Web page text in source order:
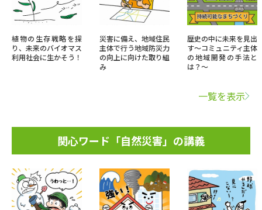
植物の生存戦略を探
り、未来のバイオマス
利用社会に生かそう！
災害に備え、地域住民
主体で行う地域防災力
の向上に向けた取り組
み
歴史の中に未来を見出
す～コミュニティ主体
の地域開発の手法と
は？～
一覧を表示
関心ワード「自然災害」の講義